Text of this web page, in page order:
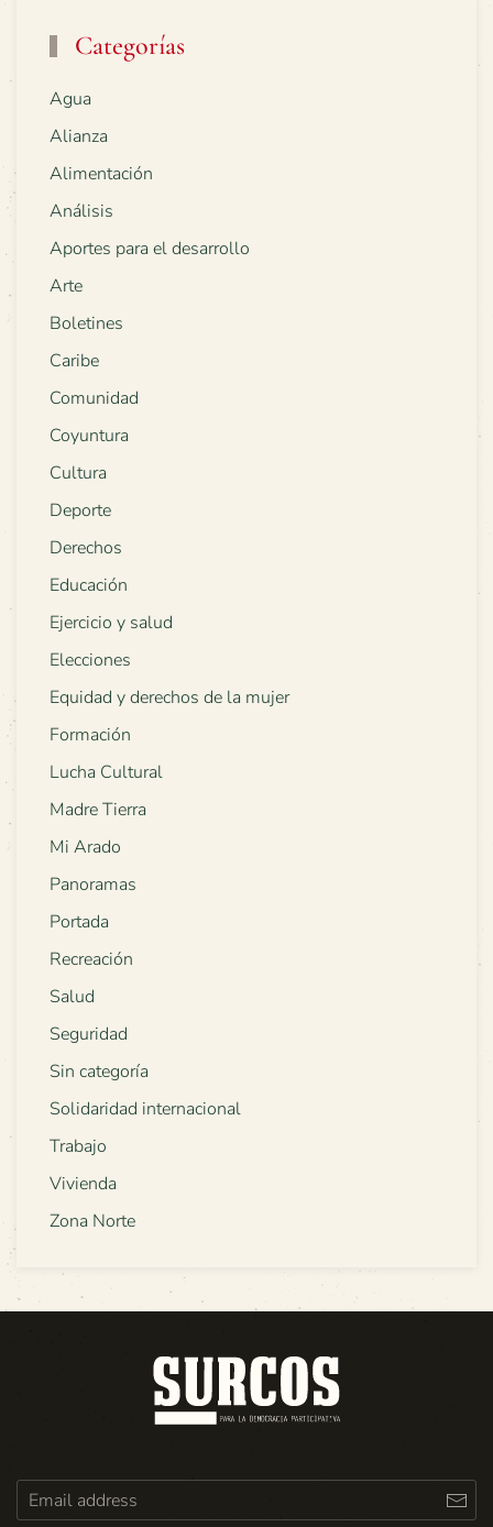
Categorías
Agua
Alianza
Alimentación
Análisis
Aportes para el desarrollo
Arte
Boletines
Caribe
Comunidad
Coyuntura
Cultura
Deporte
Derechos
Educación
Ejercicio y salud
Elecciones
Equidad y derechos de la mujer
Formación
Lucha Cultural
Madre Tierra
Mi Arado
Panoramas
Portada
Recreación
Salud
Seguridad
Sin categoría
Solidaridad internacional
Trabajo
Vivienda
Zona Norte